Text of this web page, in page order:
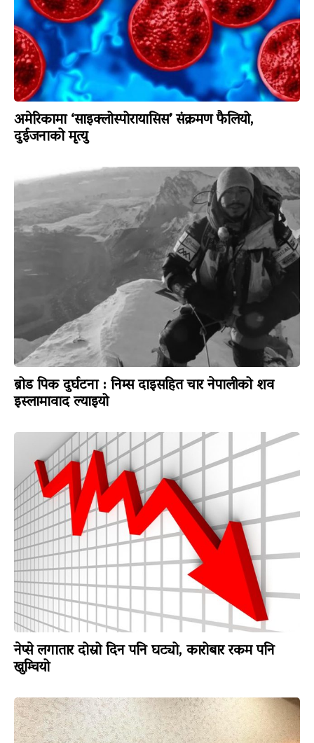
अमेरिकामा ‘साइक्लोस्पोरायासिस’ संक्रमण फैलियो,
दुईजनाको मृत्यु
ब्रोड पिक दुर्घटना : निम्स दाइसहित चार नेपालीको शव
इस्लामावाद ल्याइयो
नेप्से लगातार दोस्रो दिन पनि घट्यो, कारोबार रकम पनि
खुम्चियो